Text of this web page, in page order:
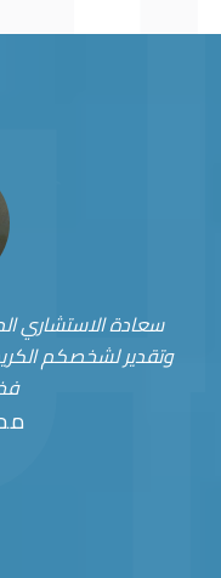
سعادة الاستشاري
وتقدير لشخصكم